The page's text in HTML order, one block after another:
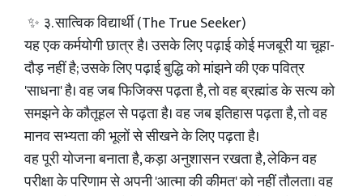
✨ ३. सात्विक विद्यार्थी (The True Seeker)
यह एक कर्मयोगी छात्र है। उसके लिए पढ़ाई कोई मजबूरी या चूहा-
दौड़ नहीं है; उसके लिए पढ़ाई बुद्धि को मांझने की एक पवित्र
'साधना' है। वह जब फिजिक्स पढ़ता है, तो वह ब्रह्मांड के सत्य को
समझने के कौतूहल से पढ़ता है। वह जब इतिहास पढ़ता है, तो वह
मानव सभ्यता की भूलों से सीखने के लिए पढ़ता है।
वह पूरी योजना बनाता है, कड़ा अनुशासन रखता है, लेकिन वह
परीक्षा के परिणाम से अपनी 'आत्मा की कीमत' को नहीं तौलता। वह